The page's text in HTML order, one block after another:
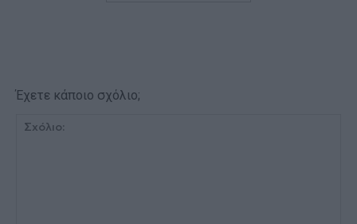
Έχετε κάποιο σχόλιο;